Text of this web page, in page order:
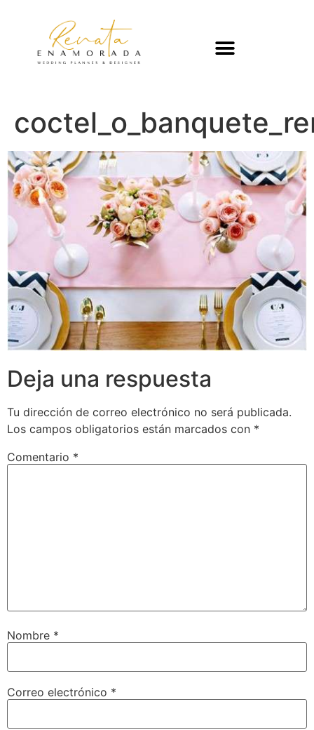
Deja una respuesta
Tu dirección de correo electrónico no será publicada.
Los campos obligatorios están marcados con *
Comentario *
Nombre *
Correo electrónico *